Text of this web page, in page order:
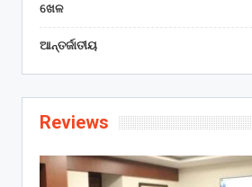
ଖେଳ
ଆନ୍ତର୍ଜାତୀୟ
Reviews